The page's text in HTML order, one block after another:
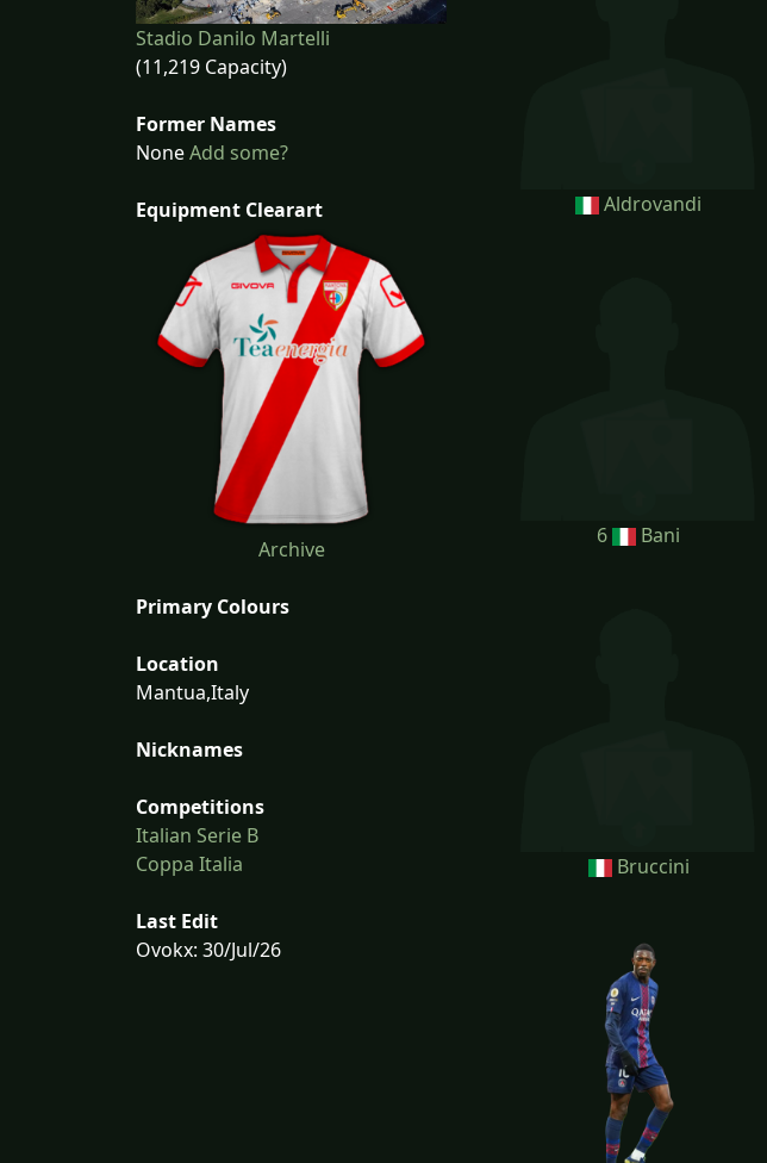
Stadio Danilo Martelli
(11,219 Capacity)
Former Names
NoneAdd some?
Equipment Clearart
Archive
Primary Colours
Location
Mantua,Italy
Nicknames
Competitions
Italian Serie B
Coppa Italia
Last Edit
Ovokx: 30/Jul/26
Aldrovandi
6 Bani
Bruccini